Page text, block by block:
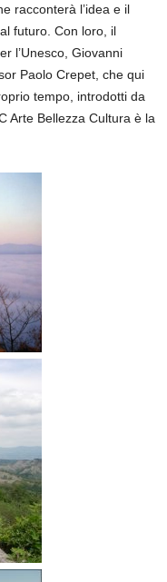
racconterà l’idea e il
futuro. Con loro, il
l’Unesco, Giovanni
Paolo Crepet, che qui
tempo, introdotti da
Arte Bellezza Cultura è la